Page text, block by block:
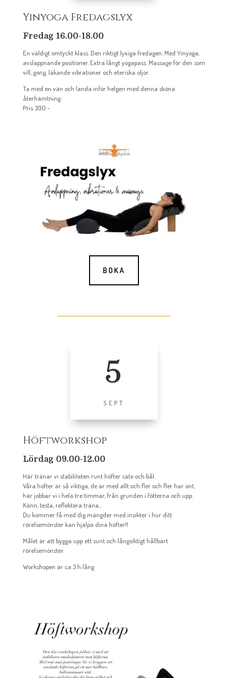
Yinyoga Fredagslyx
Fredag 16.00-18.00
En väldigt omtyckt klass. Den riktigt lyxiga fredagen. Med Yinyoga,
avslappnande positioner. Extra långt yogapass. Massage för den som
vill, gong, läkande vibrationer och eteriska oljor.
Ta med en vän och landa inför helgen med denna sköna
återhämtning.
Pris 390:-
BOKA
5
SEPT
Höftworkshop
Lördag 09.00-12.00
Här tränar vi stabiliteten runt höfter säte och bål.
Våra höfter är så viktiga, de är med allt och fler och fler har ont,
här jobbar vi i hela tre timmar, från grunden i fötterna och upp.
Känn, testa, reflektera träna...
Du kommer få med dig mängder med insikter i hur ditt
rörelsemönster kan hjälpa dina höfter!!
Målet är att bygga upp ett sunt och långsiktigt hållbart
rörelsemönster.
Workshopen är ca 3 h lång